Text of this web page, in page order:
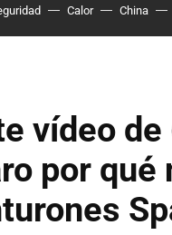
Calor China
vídeo
por qué